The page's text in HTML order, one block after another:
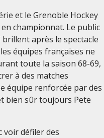
et le Grenoble Hockey
championnat. Le public
après le spectacle
équipes françaises ne
toute la saison 68-69,
à des matches
équipe renforcée par des
bien sûr toujours Pete
voir défiler des